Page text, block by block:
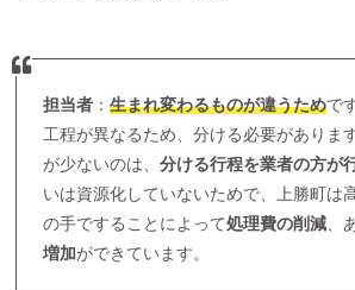
担当者 ：生まれ変わるものが違うためで
工程が異なるため、分ける必要がありま
が少ないのは、分ける行程を業者の方が
いは資源化していないためで、上勝町は
の手ですることによって処理費の削減 、
増加ができています。